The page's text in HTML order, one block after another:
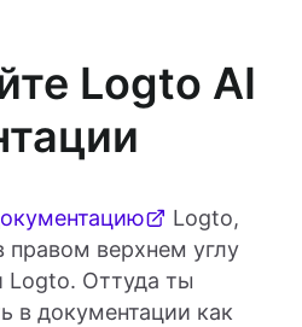
Logto AI
Logto,
правом верхнем углу
Logto. Оттуда ты
в документации как